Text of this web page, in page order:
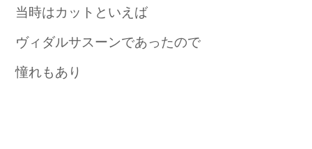
当時はカットといえば
ヴィダルサスーンであったので
憧れもあり